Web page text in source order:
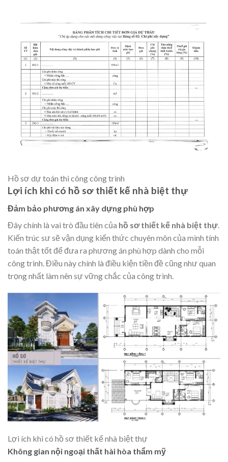
Hồ sơ dự toán thi công công trình
Lợi ích khi có hồ sơ thiết kế nhà biệt thự
Đảm bảo phương án xây dựng phù hợp
Đây chính là vai trò đầu tiên của hồ sơ thiết kế nhà biệt thự
Kiến trúc sư sẽ vận dụng kiến thức chuyên môn của mình tính
toán thật tốt để đưa ra phương án phù hợp dành cho mỗi
công trình. Điều này chính là điều kiện tiền đề cũng như quan
trọng nhất làm nên sự vững chắc của công trình.
Lợi ích khi có hồ sơ thiết kế nhà biệt thự
Không gian nội ngoại thất hài hòa thẩm mỹ